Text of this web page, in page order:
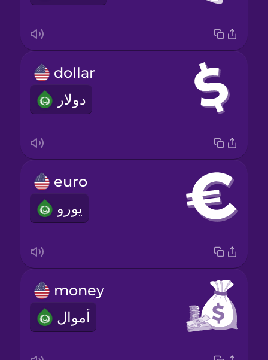
dollar
دولار
euro
يورو
money
أموال